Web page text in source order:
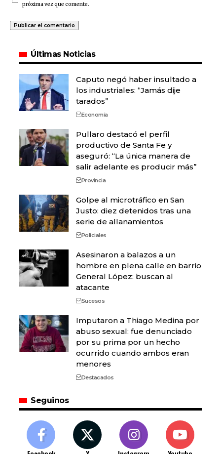
próxima vez que comente.
Últimas Noticias
Caputo negó haber insultado a
los industriales: “Jamás dije
tarados”
Economía
Pullaro destacó el perfil
productivo de Santa Fe y
aseguró: “La única manera de
salir adelante es producir más”
Provincia
Golpe al microtráfico en San
Justo: diez detenidos tras una
serie de allanamientos
Policiales
Asesinaron a balazos a un
hombre en plena calle en barrio
General López: buscan al
atacante
Sucesos
Imputaron a Thiago Medina por
abuso sexual: fue denunciado
por su prima por un hecho
ocurrido cuando ambos eran
menores
Destacados
Seguinos